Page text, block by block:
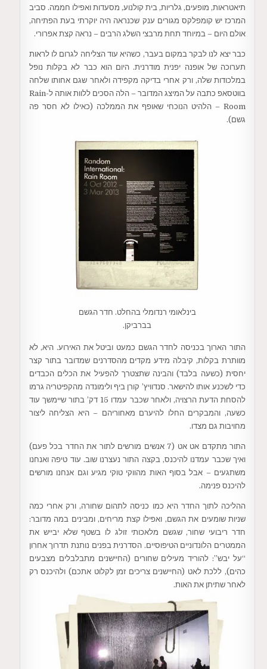
תיאטראות, מופעים, גלריות, בית קולנוע, מסעדות ואפילו חממה. סביב
המרכז יש קומפלקס מגורים ענק שכנראה היה יוקרתי בעת הפתיחה,
אולם היום – במיוחד תחת מרבצי השלג הרבים – נראה קצת אפרורי.
כבר יצא לנו לבקר במקום בעבר, כשהיא עוד הצליחה לגרום לו לראות
תערוכה של אופנה יפנית מודרנית. היום הוא כבר לא בקלות נופל
במלכודות שלה, ורק אחרי בדיקה מקפידה ולאחר שגם אחותו שלחה
בווטסאפ כתבה על המיצג המדובר – הלה הסכים ללוות אותה ל-Rain
Room – הלהיט הנוכחי שאופף את הממלכה (כאילו לא חסר פה
גשם).
בינלאומי רנדומלי בהחלט. חדר הגשם
בברביקן.
התור הארוך בכניסה לחדר הגשם כמעט וביטל את האירוע. היא, לא
מוותרת בקלות, קיבלה מידע מקדים מהסדרנים שמדובר בתור קצר
יחסית (כשעה בלבד) והבינה שתצטרך להפעיל את הכלים הכבדים
כדי לשכנע אותו להישאר. סנדוויץ’ קורן ביף ולימונדה מהקפיטריה גרמו
להסחת הדעת הרצויה, ולאחר שכבר עמדו 15 דק’ בתור שיימשך עוד
כשעה, והמבקרים החלו להיערם מאחוריהם – היא הצליחה ליצור
מחויבות גם מצדו.
התור מתקדם אט אט (7 אנשים מורשים לתור את החדר בכל פעם)
ואיך שכבר עמדנו להיכנס, בקצה התור נעצרנו שוב. עוד טיפה ואנחנו
משתגעים – אבל בסוף האות מהווקי טוקי מגיע וגם אנחנו מורשים
להיכנס פנימה.
ההליכה לתוך החדר היא כמו כניסה לתהום שחורה, ורק אחרי כמה
שניות שומעים את הגשם, ואפילו קצת מריחים, ומבינים במה מדובר:
חדר ריבועי שחור, שגשם מלאכותי זולג לו בשטף שלא יבייש את
הממטרים הלונדוניים הטיפוסיים. הסדרנית בפנים נותנת תדרוך אחרון
“על יבש”: להוריד מעילים שחורים (החיישנים מתבלבלים מצבעים
כהים), ללכת לאט (החיישנים צריכים זמן לקלוט אתכם) ולהיכנס רק
לאחר שתיתן את האות.